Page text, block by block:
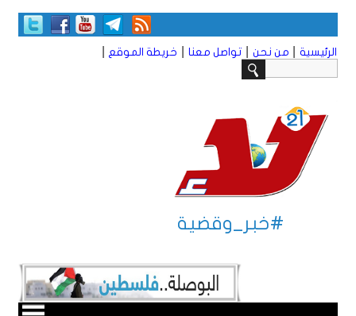
الرئيسية من نحن تواصل معنا خريطة الموقع
#خبر_وقضية